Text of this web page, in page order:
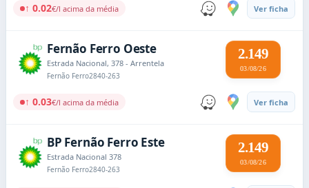
↑ 0.02€/l acima da média Ver ficha
Fernão Ferro Oeste
Estrada Nacional, 378 - Arrentela
Fernão Ferro2840-263
2.149
03/08/26
↑ 0.03€/l acima da média Ver ficha
BP Fernão Ferro Este
Estrada Nacional 378
Fernão Ferro2840-263
2.149
03/08/26